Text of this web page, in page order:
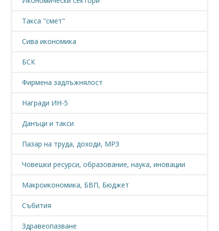
Такса "смет"
Сива икономика
БСК
Фирмена задлъжнялост
Награди ИН-5
Данъци и такси
Пазар на труда, доходи, МРЗ
Човешки ресурси, образование, наука, иновации
Макроикономика, БВП, Бюджет
Събития
Здравеопазване